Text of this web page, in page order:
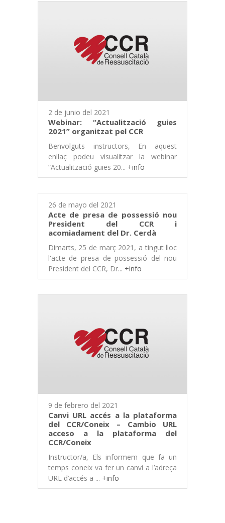
2 de junio del 2021
Webinar: “Actualització guies
2021” organitzat pel CCR
Benvolguts instructors, En aquest
enllaç podeu visualitzar la webinar
“Actualització guies 20... +info
26 de mayo del 2021
Acte de presa de possessió nou
President del CCR i
acomiadament del Dr. Cerdà
Dimarts, 25 de març 2021, a tingut lloc
l'acte de presa de possessió del nou
President del CCR, Dr... +info
9 de febrero del 2021
Canvi URL accés a la plataforma
del CCR/Coneix – Cambio URL
acceso a la plataforma del
CCR/Coneix
Instructor/a, Els informem que fa un
temps coneix va fer un canvi a l’adreça
URL d’accés a ... +info